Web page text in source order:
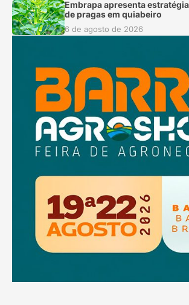
Embrapa apresenta
de pragas em quiabeiro
6 de agosto de 2026